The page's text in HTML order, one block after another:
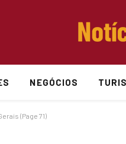
NEGÓCIOS
(Page 71)